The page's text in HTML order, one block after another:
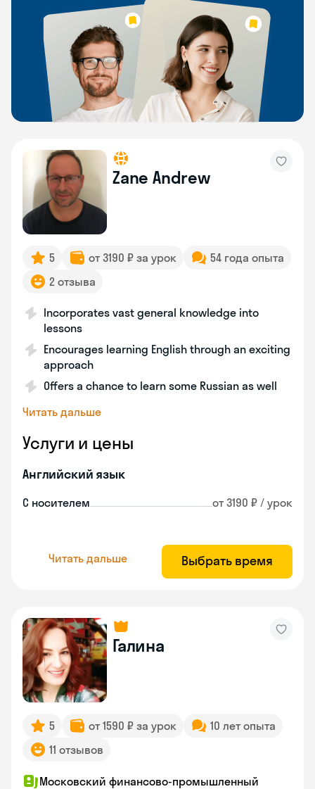
Zane Andrew
5 от 3190 ₽ за урок
54 года опыта
2 отзыва
Incorporates vast general knowledge into
lessons
Encourages learning English through an exciting
approach
Offers a chance to learn some Russian as well
Читать дальше
Услуги и цены
Английский язык
С носителем от 3190 ₽ / урок
Читать дальше Выбрать время
Галина
5 от 1590 ₽ за урок
10 лет опыта
11 отзывов
Московский финансово-промышленный